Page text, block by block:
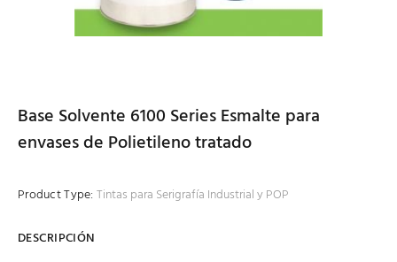
Base Solvente 6100 Series Esmalte para
envases de Polietileno tratado
Product Type: Tintas para Serigrafía Industrial y POP
DESCRIPCIÓN